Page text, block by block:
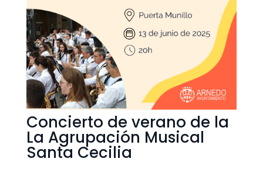
Concierto de verano de la
La Agrupación Musical
Santa Cecilia